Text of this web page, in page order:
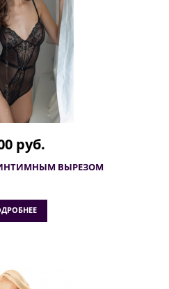
руб.
ИНТИМНЫМ ВЫРЕЗОМ